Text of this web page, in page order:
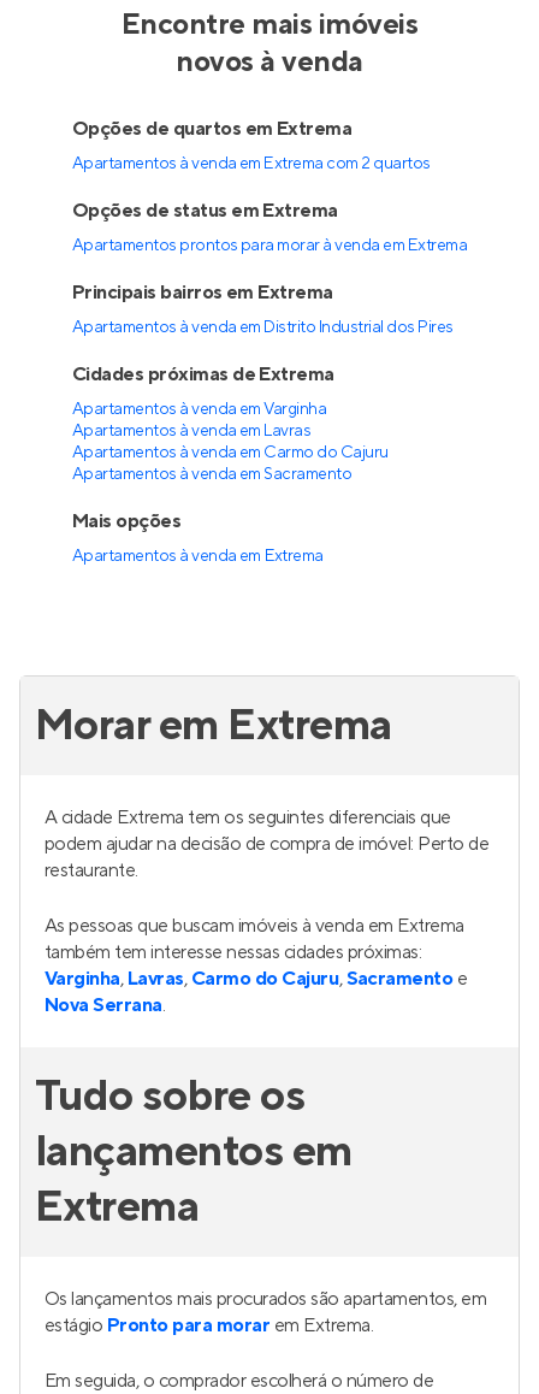
Encontre mais imóveis
novos à venda
Opções de quartos em Extrema
Apartamentos à venda em Extrema com 2 quartos
Opções de status em Extrema
Apartamentos prontos para morar à venda em Extrema
Principais bairros em Extrema
Apartamentos à venda em Distrito Industrial dos Pires
Cidades próximas de Extrema
Apartamentos à venda em Varginha
Apartamentos à venda em Lavras
Apartamentos à venda em Carmo do Cajuru
Apartamentos à venda em Sacramento
Mais opções
Apartamentos à venda em Extrema
Morar em Extrema
A cidade Extrema tem os seguintes diferenciais que
podem ajudar na decisão de compra de imóvel: Perto de
restaurante.
As pessoas que buscam imóveis à venda em Extrema
também tem interesse nessas cidades próximas:
Varginha, Lavras, Carmo do Cajuru,Sacramentoe
Nova Serrana.
Tudo sobre os
lançamentos em
Extrema
Os lançamentos mais procurados são apartamentos, em
estágio Pronto para morar em Extrema.
Em seguida, o comprador escolherá o número de